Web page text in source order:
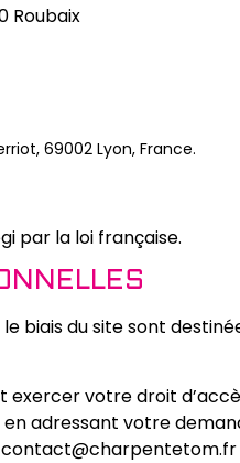
Roubaix
69002 Lyon, France.
par la loi française.
biais du site sont
exercer votre droit
adressant votre
contact@charpentetom.fr